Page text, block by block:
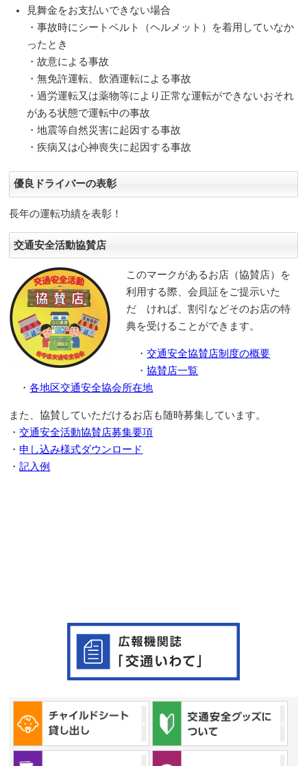
見舞金をお支払いできない場合
・事故時にシートベルト（ヘルメット）を着用していなか
ったとき
・故意による事故
・無免許運転、飲酒運転による事故
・過労運転又は薬物等により正常な運転ができないおそれ
がある状態で運転中の事故
・地震等自然災害に起因する事故
・疾病又は心神喪失に起因する事故
優良ドライバーの表彰
長年の運転功績を表彰！
交通安全活動協賛店
このマークがあるお店（協賛店）を
利用する際、会員証をご提示いた
だ ければ、割引などそのお店の特
典を受けることができます。
・交通安全協賛店制度の概要
・協賛店一覧
・各地区交通安全協会所在地
また、協賛していただけるお店も随時募集しています。
・交通安全活動協賛店募集要項
・ 申し込み様式ダウンロード
・記入例